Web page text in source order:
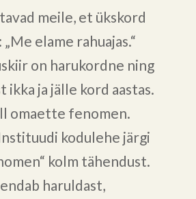
meile, et ükskord
elame rahuajas.“
on harukordne ning
ikka ja jälle kord aastas.
omaette fenomen.
kodulehe järgi
kolm tähendust.
haruldast,